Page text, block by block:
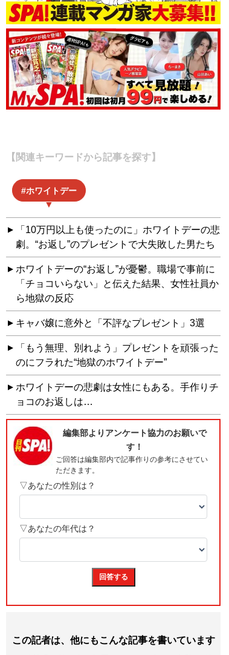
【関連キーワードから記事を探す】
ホワイトデー
「10万円以上も使ったのに」ホワイトデーの悲
劇。“お返し”のプレゼントで大失敗した男たち
ホワイトデーの“お返し”が憂鬱。職場で事前に
「チョコいらない」と伝えた結果、女性社員か
ら地獄の反応
キャバ嬢に意外と「不評なプレゼント」3選
「もう無理、別れよう」プレゼントを頑張った
のにフラれた“地獄のホワイトデー”
ホワイトデーの悲劇は女性にもある。手作りチ
ョコのお返しは…
この記者は、他にもこんな記事を書いています